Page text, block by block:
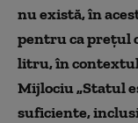
nu există, în
pentru ca prețul
litru, în
Mijlociu „Statul
suficiente,